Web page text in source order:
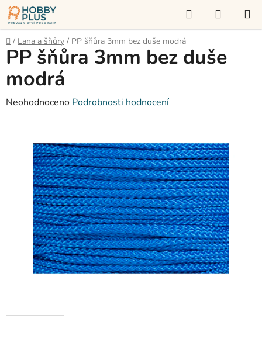
Přejít
na
obsah
Hledat
KOŠÍK
Domů
/ Lana a šňůry / PP šňůra 3mm bez duše modrá
PP šňůra 3mm bez duše
modrá
Průměrné
hvězdiček.
Neohodnoceno Podrobnosti hodnocení